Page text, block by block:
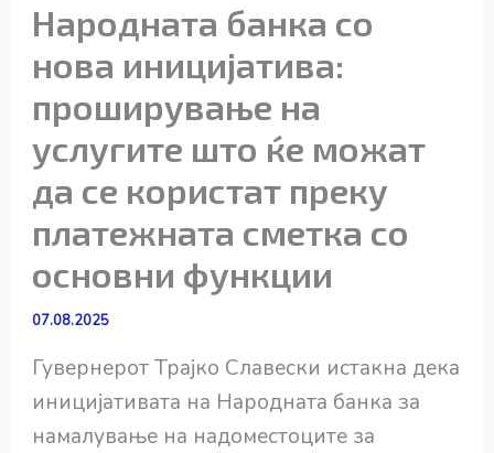
Народната банка со
нова иницијатива:
проширување на
услугите што ќе можат
да се користат преку
платежната сметка со
основни функции
07.08.2025
Гувернерот Трајко Славески истакна дека
иницијативата на Народната банка за
намалување на надоместоците за